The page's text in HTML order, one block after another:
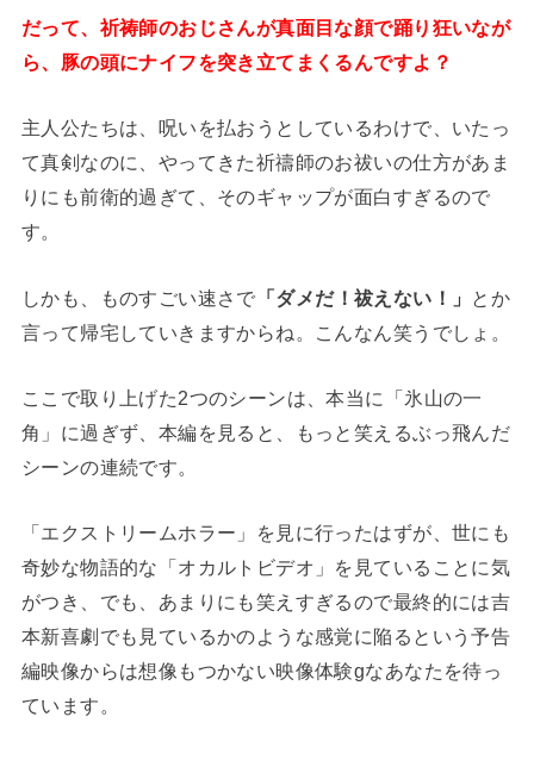
だって、祈祷師のおじさんが真面目な顔で踊り狂いなが
ら、豚の頭にナイフを突き立てまくるんですよ？
主人公たちは、呪いを払おうとしているわけで、いたっ
て真剣なのに、やってきた祈禱師のお祓いの仕方があま
りにも前衛的過ぎて、そのギャップが面白すぎるので
す。
しかも、ものすごい速さで 「ダメだ！祓えない！」 とか
言って帰宅していきますからね。こんなん笑うでしょ。
ここで取り上げた2つのシーンは、本当に「氷山の一
角」に過ぎず、本編を見ると、もっと笑えるぶっ飛んだ
シーンの連続です。
「エクストリームホラー」を見に行ったはずが、世にも
奇妙な物語的な「オカルトビデオ」を見ていることに気
がつき、でも、あまりにも笑えすぎるので最終的には吉
本新喜劇でも見ているかのような感覚に陥るという予告
編映像からは想像もつかない映像体験gなあなたを待っ
ています。